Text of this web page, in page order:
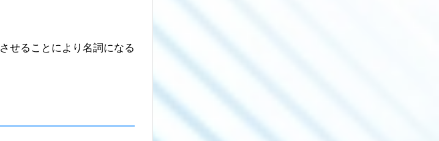
させることにより名詞になる